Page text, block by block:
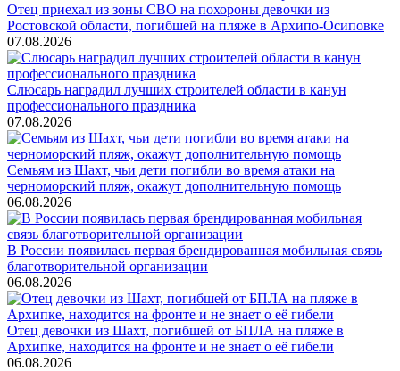
Отец приехал из зоны СВО на похороны девочки из
Ростовской области, погибшей на пляже в Архипо-Осиповке
07.08.2026
Слюсарь наградил лучших строителей области в канун
профессионального праздника
07.08.2026
Семьям из Шахт, чьи дети погибли во время атаки на
черноморский пляж, окажут дополнительную помощь
06.08.2026
В России появилась первая брендированная мобильная связь
благотворительной организации
06.08.2026
Отец девочки из Шахт, погибшей от БПЛА на пляже в
Архипке, находится на фронте и не знает о её гибели
06.08.2026